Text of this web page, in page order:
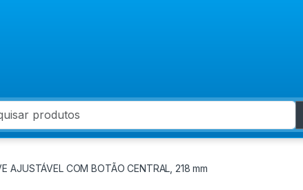
for:
AJUSTÁVEL COM BOTÃO CENTRAL, 218 mm